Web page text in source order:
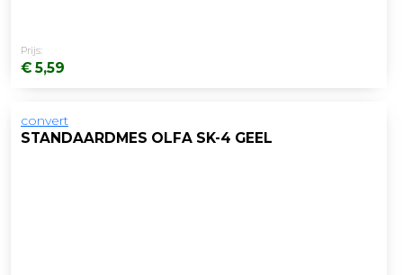
Prijs:
€ 5,59
convert
STANDAARDMES OLFA SK-4 GEEL